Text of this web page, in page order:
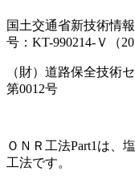
国土交通省新技術情
号：KT-990214-Ｖ（
（財）道路保全
第0012号
ＯＮＲ工法Part1は、
工法です。